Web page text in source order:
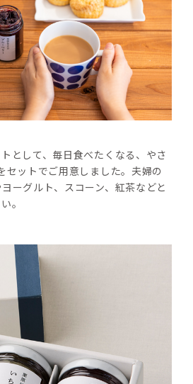
として、毎日食べたくなる、やさ
セットでご用意しました。夫婦の
ーグルト、スコーン、紅茶などと
。